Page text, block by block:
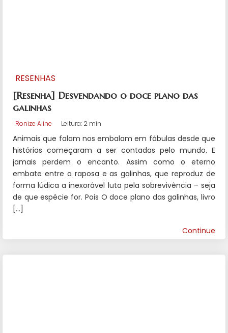
RESENHAS
[Resenha] Desvendando o doce plano das
galinhas
Ronize Aline Leitura: 2 min
Animais que falam nos embalam em fábulas desde que
histórias começaram a ser contadas pelo mundo. E
jamais perdem o encanto. Assim como o eterno
embate entre a raposa e as galinhas, que reproduz de
forma lúdica a inexorável luta pela sobrevivência – seja
de que espécie for. Pois O doce plano das galinhas, livro
[…]
Continue